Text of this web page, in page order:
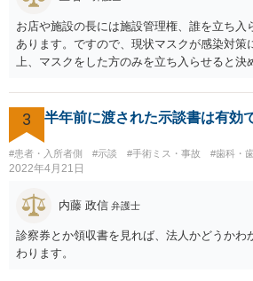
お店や施設の長には施設管理権、誰を立ち入
あります。ですので、現状マスクが感染対策
上、マスクをした方のみを立ち入らせると
など公益的な側面のある業種ですと、公衆浴
られた理由以外での利用拒否は禁止されて
スクなしだけでの利用拒否は問題となりえ
ては慰謝料の請求は認められないと考えられ
3 半年前に渡された示談書は有効
#患者・入所者側 #示談 #手術ミス・事故 #歯科・
2022年4月21日
内藤 政信 弁護士
診察券とか領収書を見れば、法人かどうかわ
わります。